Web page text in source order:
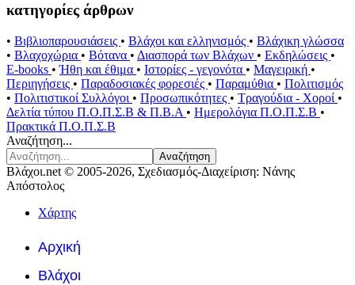
κατηγορίες άρθρων
• Βιβλιοπαρουσιάσεις • Βλάχοι και ελληνισμός • Βλάχικη γλώσσα
• Βλαχοχώρια • Βότανα • Διασπορά των Βλάχων • Εκδηλώσεις •
E-books •Ήθη και έθιμα • Ιστορίες - γεγονότα • Μαγειρική •
Περιηγήσεις • Παραδοσιακές φορεσιές • Παραμύθια • Πολιτισμός
• Πολιτιστικοί Συλλόγοι • Προσωπικότητες • Τραγούδια - Χοροί •
Δελτία τύπου Π.Ο.Π.Σ.Β & Π.Β.Α • Ημερολόγια Π.Ο.Π.Σ.Β •
Πρακτικά Π.Ο.Π.Σ.Β
Αναζήτηση...
Αναζήτηση
Βλάχοι.net © 2005-2026, Σχεδιασμός-Διαχείριση: Νάνης
Απόστολος
Χάρτης
Αρχική
Βλάχοι